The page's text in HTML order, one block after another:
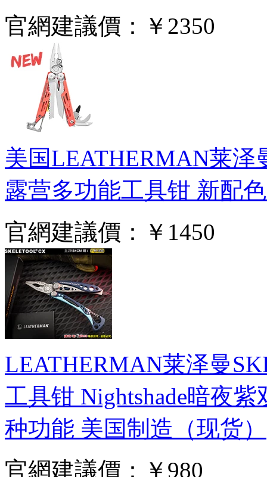
官網建議價：
￥2350
美国LEATHERMAN莱
露营多功能工具钳 新配
官網建議價：
￥1450
LEATHERMAN莱泽曼
工具钳 Nightshade暗夜
种功能 美国制造（现货）
官網建議價：
￥980